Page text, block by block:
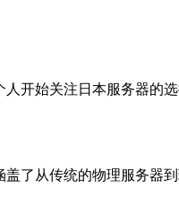
开始关注日本服务器的
了从传统的物理服务器